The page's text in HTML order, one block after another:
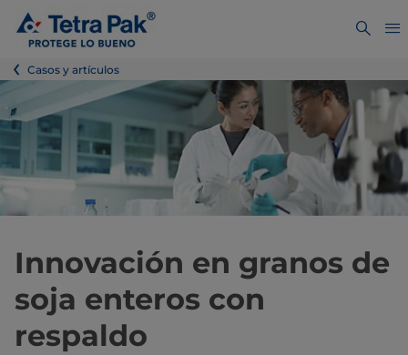
Casos y artículos
Innovación en granos de
soja enteros con
respaldo